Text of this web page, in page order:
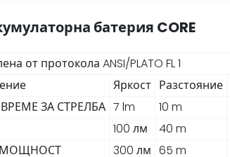
батерия CORE
от протокола ANSI/PLATO FL 1
Яркост Разстояние
ЗА СТРЕЛБА 7 lm 10 m
100 лм 40 m
300 лм 65 m